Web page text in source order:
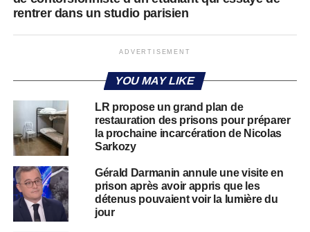
rentrer dans un studio parisien
ADVERTISEMENT
YOU MAY LIKE
LR propose un grand plan de
restauration des prisons pour préparer
la prochaine incarcération de Nicolas
Sarkozy
Gérald Darmanin annule une visite en
prison après avoir appris que les
détenus pouvaient voir la lumière du
jour